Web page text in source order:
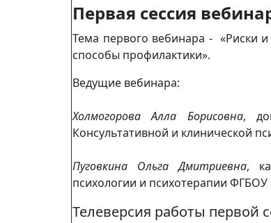
Первая сессия
Тема первого вебинара - «Риски
способы профилактики».
Ведущие вебинара:
Холмогорова Алла Борисовна,
Консультативной и клинической
Пуговкина Ольга Дмитриевна,
психологии и психотерапии
Телеверсия работы первой